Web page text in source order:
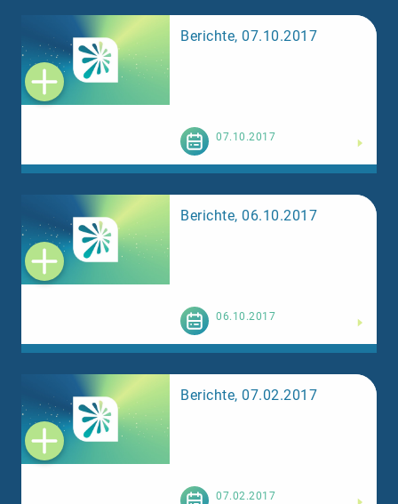
Berichte, 07.10.2017
07.10.2017
Berichte, 06.10.2017
06.10.2017
Berichte, 07.02.2017
07.02.2017